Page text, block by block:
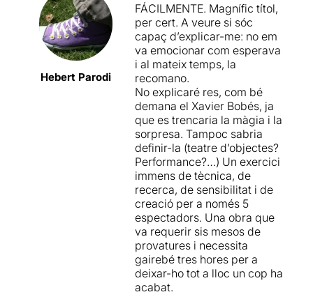
tenia adormides dins meu i
que amb el pas del temps
segurament quedaran
oblidades.
Recordar les històries que
m’explicava la meva iaia
Joaquina. Les tardes a casa
el meu oncle Tomás (sobre
la tele hi tenia un puro
gegant i una nina vestida de
flamenca). El sabor d’aquella
xocolata de color negra
descolorida que no
m’agradava gens, però que
la iaia em comprava pel
cromo que portava dintre.
Els discos que hi havia a
casa els tiets que regalaven
amb el conyack Fundador
(aquest record... jo era molt,
cada una de les
representacions.
Considerem que és el millor
treball que ha realitzat.
Poc o gens podem explicar
del que passarà si aneu a
veure aquesta meravella
d’espectacle… i és que
esgarraríem les sorpreses i
experiències que podreu
viure intensament.
Potser l'espectacle de la
nostra vida.
IMPRESCINDIBLE!!
Si us bé de gust llegir la
nostra crònica sencera ho
podeu fer en aquest enllaç
del nostre Blog “Voltar i
Hebert Parodi
FÁCILMENTE. Magnífic títol,
per cert. A veure si sóc
capaç d’explicar-me: no em
va emocionar com esperava
i al mateix temps, la
recomano.
No explicaré res, com bé
demana el Xavier Bobés, ja
que es trencaria la màgia i la
sorpresa. Tampoc sabria
definir-la (teatre d’objectes?
Performance?…) Un exercici
immens de tècnica, de
recerca, de sensibilitat i de
creació per a només 5
espectadors. Una obra que
va requerir sis mesos de
provatures i necessita
gairebé tres hores per a
deixar-ho tot a lloc un cop ha
acabat.